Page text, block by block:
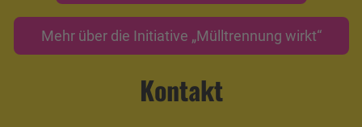
Mehr über die Initiative „Mülltrennung wirkt“
Kontakt